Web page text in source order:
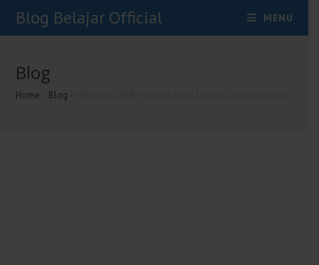
Blog Belajar Official MENU
Blog
Home Blog